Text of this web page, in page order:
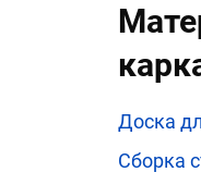
Доска
Сборка